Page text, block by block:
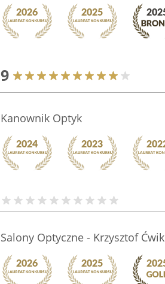
9
Kanownik Optyk
Salony Optyczne - Krzysztof Ćwik